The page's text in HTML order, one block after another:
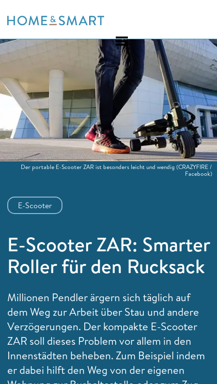
to
E-Scooter
E-Scooter ZAR: Smarter
Roller für den Rucksack
Millionen Pendler ärgern sich täglich auf
dem Weg zur Arbeit über Stau und andere
Verzögerungen. Der kompakte E-Scooter
ZAR soll dieses Problem vor allem in den
Innenstädten beheben. Zum Beispiel indem
er dabei hilft den Weg von der eigenen
Der portable E-Scooter ZAR ist besonders leicht und wendig (CRAZYFIRE /
Facebook)